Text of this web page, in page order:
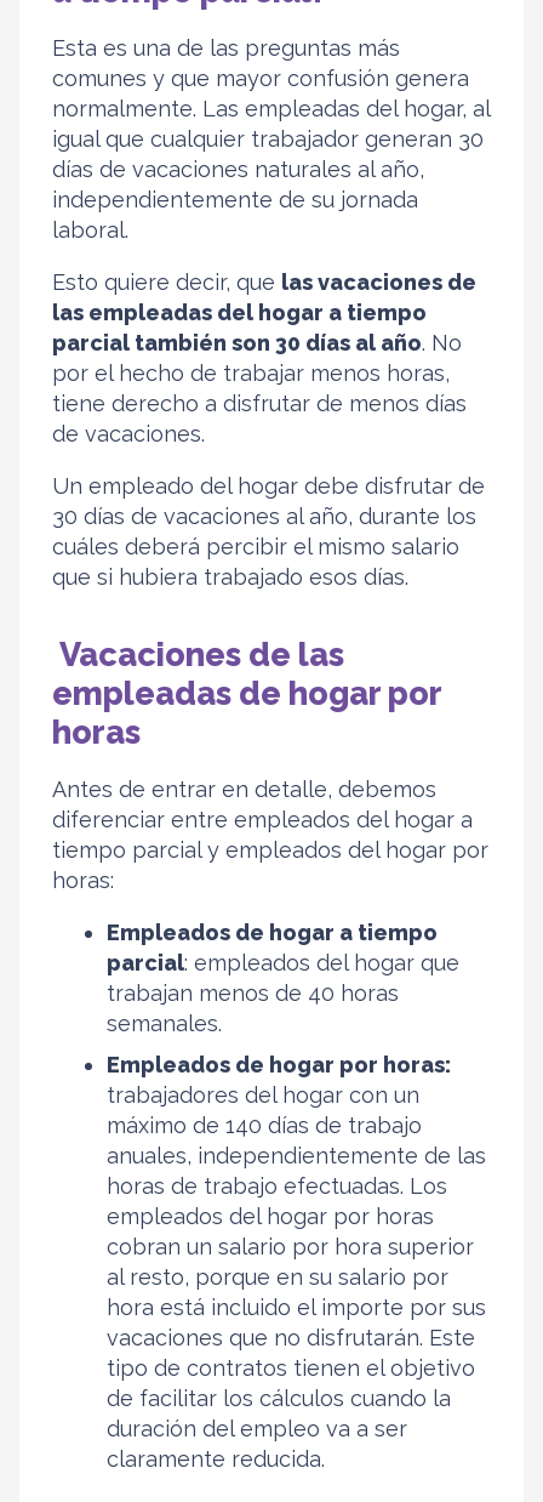
Esta es una de las preguntas más
comunes y que mayor confusión genera
normalmente. Las empleadas del hogar, al
igual que cualquier trabajador generan 30
días de vacaciones naturales al año,
independientemente de su jornada
laboral.
Esto quiere decir, que las vacaciones de
las empleadas del hogar a tiempo
parcial también son 30 días al año. No
por el hecho de trabajar menos horas,
tiene derecho a disfrutar de menos días
de vacaciones.
Un empleado del hogar debe disfrutar de
30 días de vacaciones al año, durante los
cuáles deberá percibir el mismo salario
que si hubiera trabajado esos días.
Vacaciones de las
empleadas de hogar por
horas
Antes de entrar en detalle, debemos
diferenciar entre empleados del hogar a
tiempo parcial y empleados del hogar por
horas:
Empleados de hogar a tiempo
parcial: empleados del hogar que
trabajan menos de 40 horas
semanales.
Empleados de hogar por horas:
trabajadores del hogar con un
máximo de 140 días de trabajo
anuales, independientemente de las
horas de trabajo efectuadas. Los
empleados del hogar por horas
cobran un salario por hora superior
al resto, porque en su salario por
hora está incluido el importe por sus
vacaciones que no disfrutarán. Este
tipo de contratos tienen el objetivo
de facilitar los cálculos cuando la
duración del empleo va a ser
claramente reducida.